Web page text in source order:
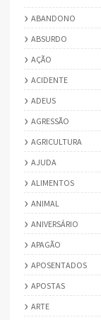
ABANDONO
ABSURDO
AÇÃO
ACIDENTE
ADEUS
AGRESSÃO
AGRICULTURA
AJUDA
ALIMENTOS
ANIMAL
ANIVERSÁRIO
APAGÃO
APOSENTADOS
APOSTAS
ARTE